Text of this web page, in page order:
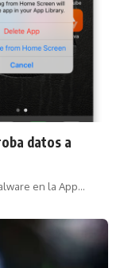
datos a
en la App…